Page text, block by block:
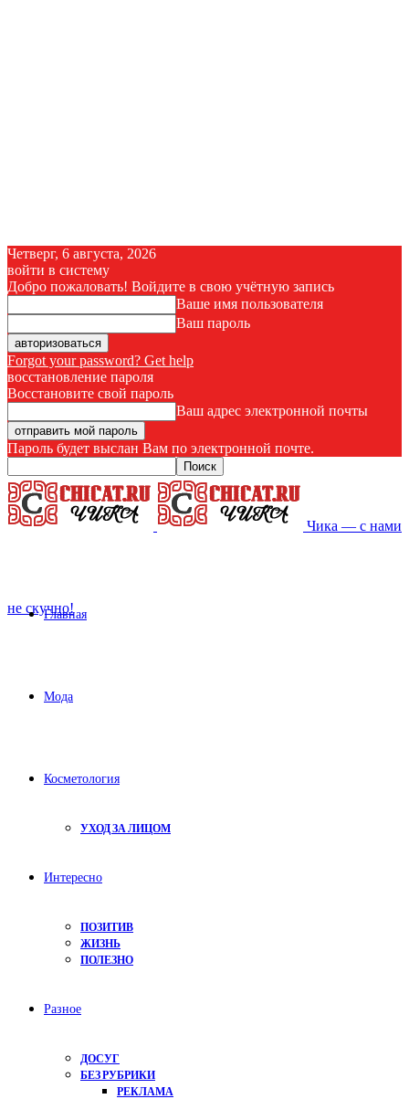
Четверг, 6 августа, 2026
войти в систему
Добро пожаловать! Войдите в свою учётную запись
Ваше имя пользователя
Ваш пароль
Forgot your password? Get help
восстановление пароля
Восстановите свой пароль
Ваш адрес электронной почты
Пароль будет выслан Вам по электронной почте.
Чика — с нами
не скучно!
Главная
Мода
Косметология
УХОД ЗА ЛИЦОМ
Интересно
ПОЗИТИВ
ЖИЗНЬ
ПОЛЕЗНО
Разное
ДОСУГ
БЕЗ РУБРИКИ
РЕКЛАМА